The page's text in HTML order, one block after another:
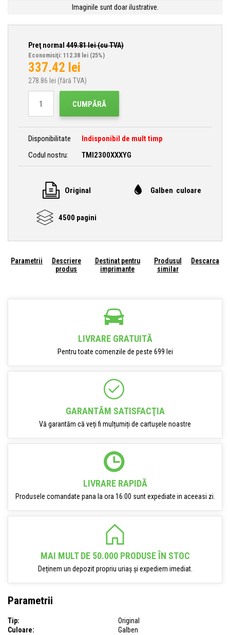
Imaginile sunt doar ilustrative.
Preţ normal 449.81lei (cu TVA)
Economisiţi: 112.38 lei (25%)
337.42 lei
278.86 lei (fără TVA)
CUMPĂRĂ
Disponibilitate
Indisponibil de mult timp
Codul nostru:
TMI2300XXXYG
Original Galben culoare
4500 pagini
Parametrii
Descriere
produs
Destinat pentru
imprimante
Produsul
similar
Descarca
LIVRARE GRATUITĂ
Pentru toate comenzile de peste 699 lei
GARANTĂM SATISFACŢIA
Vă garantăm că veți fi mulțumiți de cartușele noastre
LIVRARE RAPIDĂ
Produsele comandate pana la ora 16:00 sunt expediate in aceeasi zi.
MAI MULT DE 50.000 PRODUSE ÎN STOC
Deținem un depozit propriu uriaș și expediem imediat.
Parametrii
Tip:
Original
Culoare:
Galben